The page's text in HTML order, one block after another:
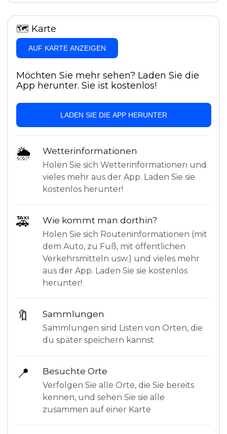
🗺 Karte
AUF KARTE ANZEIGEN
Möchten Sie mehr sehen? Laden Sie die
App herunter. Sie ist kostenlos!
LADEN SIE DIE APP HERUNTER
🌦 Wetterinformationen
Holen Sie sich Wetterinformationen und
vieles mehr aus der App. Laden Sie sie
kostenlos herunter!
🚕 Wie kommt man dorthin?
Holen Sie sich Routeninformationen (mit
dem Auto, zu Fuß, mit öffentlichen
Verkehrsmitteln usw.) und vieles mehr
aus der App. Laden Sie sie kostenlos
herunter!
🔖 Sammlungen
Sammlungen sind Listen von Orten, die
du später speichern kannst
📍 Besuchte Orte
Verfolgen Sie alle Orte, die Sie bereits
kennen, und sehen Sie sie alle
zusammen auf einer Karte